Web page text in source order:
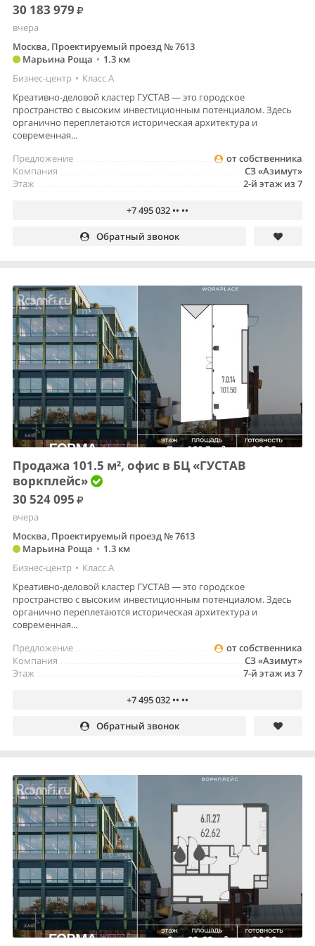
30 183 979
вчера
Москва, Проектируемый проезд № 7613
Марьина Роща • 1.3 км
Бизнес-центр • Класс A
Креативно-деловой кластер ГУСТАВ — это городское
пространство с высоким инвестиционным потенциалом. Здесь
органично переплетаются историческая архитектура и
современная...
от собственника
Предложение
СЗ «Азимут»
Компания
2-й этаж из 7
Этаж
+7 495 032 •• ••
Обратный звонок
Продажа 101.5 м², офис в БЦ «ГУСТАВ
воркплейс»
30 524 095
вчера
Москва, Проектируемый проезд № 7613
Марьина Роща • 1.3 км
Бизнес-центр • Класс A
Креативно-деловой кластер ГУСТАВ — это городское
пространство с высоким инвестиционным потенциалом. Здесь
органично переплетаются историческая архитектура и
современная...
от собственника
Предложение
СЗ «Азимут»
Компания
7-й этаж из 7
Этаж
+7 495 032 •• ••
Обратный звонок